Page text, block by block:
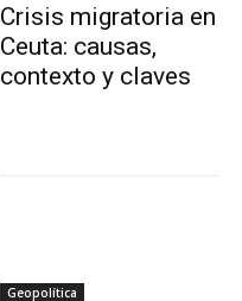
Crisis migratoria en
Ceuta: causas,
contexto y claves
Geopolítica